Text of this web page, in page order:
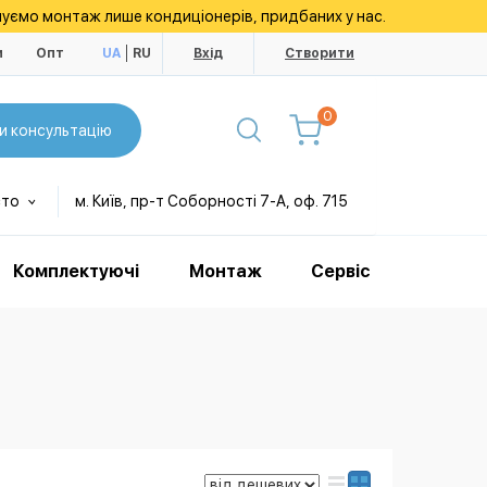
монтаж лише кондиціонерів, придбаних у нас.
Опт UA RU Вхід Створити
консультацію
0
м. Київ, пр-т Соборності 7-А, оф. 715
Комплектуючі Монтаж Сервіс